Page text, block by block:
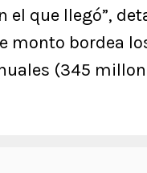
el que llegó”,
monto bordea
(345